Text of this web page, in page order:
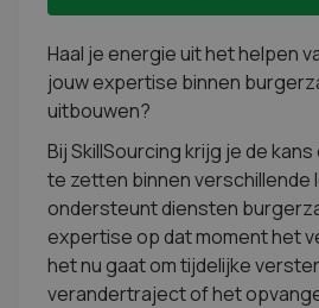
Haal je energie uit het helpen
jouw expertise binnen
uitbouwen?
Bij SkillSourcing krijg je de
te zetten binnen verschillende
ondersteunt diensten
expertise op dat moment het
het nu gaat om tijdelijke
verandertraject of het